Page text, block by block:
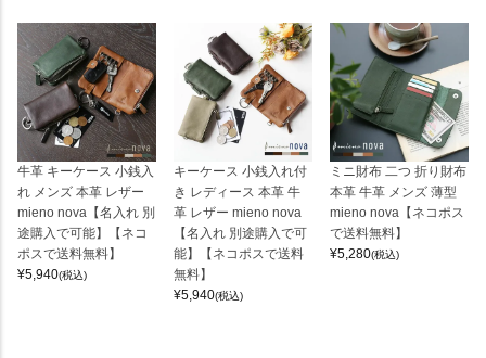
牛革 キーケース 小銭入
れ メンズ 本革 レザー
mieno nova【名入れ 別
途購入で可能】【ネコ
ポスで送料無料】
¥5,940(税込)
キーケース 小銭入れ付
き レディース 本革 牛
革 レザー mieno nova
【名入れ 別途購入で可
能】【ネコポスで送料
無料】
¥5,940(税込)
ミニ財布 二つ 折り財布
本革 牛革 メンズ 薄型
mieno nova【ネコポス
で送料無料】
¥5,280(税込)